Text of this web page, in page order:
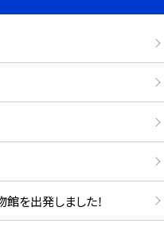
を出発しました！